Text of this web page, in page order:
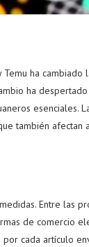
ha cambiado
ha
esenciales.
también
Entre las
de comercio
cada artículo